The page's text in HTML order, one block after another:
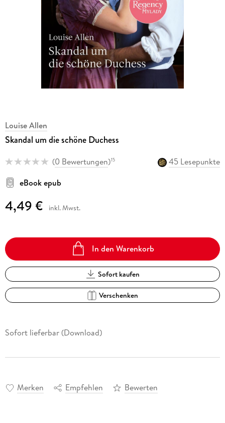
Louise Allen
Skandal um die schöne Duchess
(0 Bewertungen)15
45 Lesepunkte
eBook epub
4,49 € inkl. Mwst.
In den Warenkorb
Sofort kaufen
Verschenken
Sofort lieferbar (Download)
Merken Empfehlen Bewerten